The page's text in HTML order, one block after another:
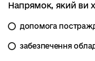
Напрямок, який ви
допомога
забезпечення